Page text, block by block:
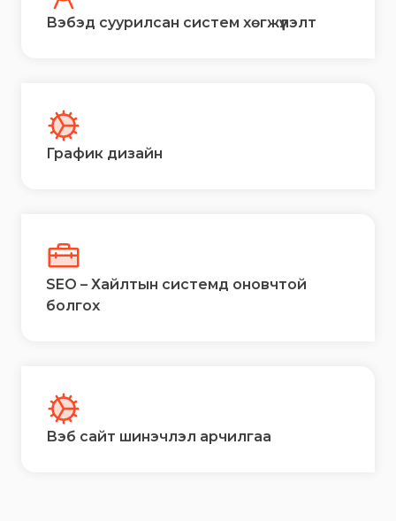
Вэбэд суурилсан систем хөгжүүлэлт
График дизайн
SEO – Хайлтын системд оновчтой
болгох
Вэб сайт шинэчлэл арчилгаа